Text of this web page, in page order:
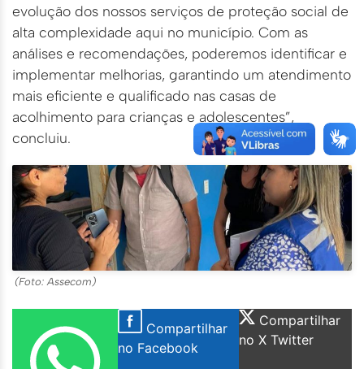
evolução dos nossos serviços de proteção social de
alta complexidade aqui no município. Com as
análises e recomendações, poderemos identificar e
implementar melhorias, garantindo um atendimento
mais eficiente e qualificado nas casas de
acolhimento para crianças e adolescentes”,
concluiu.
(Foto: Assecom)
Compartilhar
no Facebook
Compartilhar
no X Twitter